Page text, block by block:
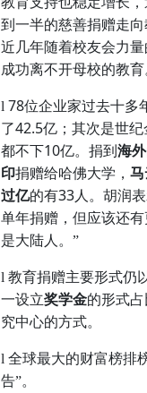
到一半的慈善捐赠走
近几年随着校友会力
成功离不开母校的教育
l 78位企业家过去十多
了42.5亿；其次是世纪
都不下10亿。捐到 海外
印捐赠给哈佛大学， 马
过亿的有33人。胡润
单年捐赠，但应该还
是大陆人。”
l 教育捐赠主要形式仍
一设立奖学金的形式
究中心的方式。
l 全球最大的财富榜排
告”。